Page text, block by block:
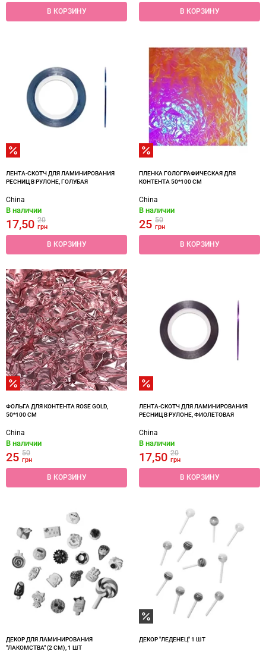
В КОРЗИНУ В КОРЗИНУ
ЛЕНТА-СКОТЧ ДЛЯ ЛАМИНИРОВАНИЯ
РЕСНИЦ В РУЛОНЕ, ГОЛУБАЯ
China
В наличии
17,50 20
грн
В КОРЗИНУ
ПЛЕНКА ГОЛОГРАФИЧЕСКАЯ ДЛЯ
КОНТЕНТА 50*100 CM
China
В наличии
25 50
грн
В КОРЗИНУ
ФОЛЬГА ДЛЯ КОНТЕНТА ROSE GOLD,
50*100 CM
China
В наличии
25 50
грн
В КОРЗИНУ
ЛЕНТА-СКОТЧ ДЛЯ ЛАМИНИРОВАНИЯ
РЕСНИЦ В РУЛОНЕ, ФИОЛЕТОВАЯ
China
В наличии
17,50 20
грн
В КОРЗИНУ
ДЕКОР ДЛЯ ЛАМИНИРОВАНИЯ
"ЛАКОМСТВА" (2 СМ), 1 ШТ
ДЕКОР "ЛЕДЕНЕЦ" 1 ШТ